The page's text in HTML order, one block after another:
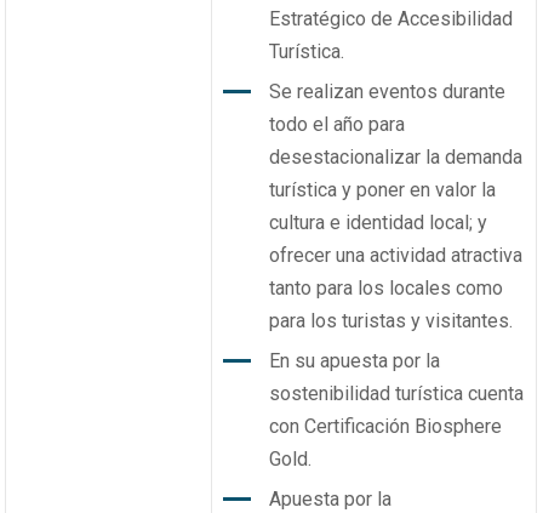
Estratégico de Accesibilidad
Turística.
Se realizan eventos durante
todo el año para
desestacionalizar la demanda
turística y poner en valor la
cultura e identidad local; y
ofrecer una actividad atractiva
tanto para los locales como
para los turistas y visitantes.
En su apuesta por la
sostenibilidad turística cuenta
con Certificación Biosphere
Gold.
Apuesta por la